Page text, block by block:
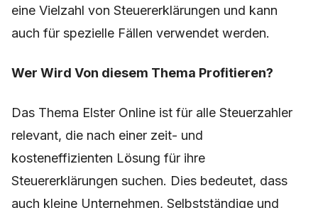
eine Vielzahl von Steuererklärungen und kann
auch für spezielle Fällen verwendet werden.
Wer Wird Von diesem Thema Profitieren?
Das Thema Elster Online ist für alle Steuerzahler
relevant, die nach einer zeit- und
kosteneffizienten Lösung für ihre
Steuererklärungen suchen. Dies bedeutet, dass
auch kleine Unternehmen, Selbstständige und